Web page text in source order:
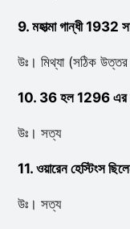
9. মহাত্মা গান্ধী 1932
উঃ। মিথ্যা (সঠিক
10. 36 হল 1296 এর
উঃ। সত্য
11. ওয়ারেন হেস্টিংস
উঃ। সত্য